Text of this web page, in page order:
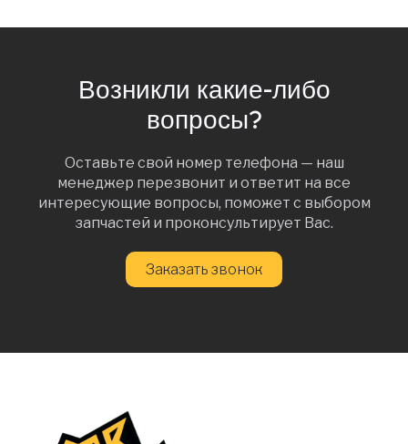
Возникли какие-либо
вопросы?
Оставьте свой номер телефона — наш
менеджер перезвонит и ответит на все
интересующие вопросы, поможет с выбором
запчастей и проконсультирует Вас.
Заказать звонок